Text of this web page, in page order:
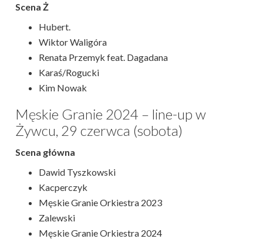
Scena Ż
Hubert.
Wiktor Waligóra
Renata Przemyk feat. Dagadana
Karaś/Rogucki
Kim Nowak
Męskie Granie 2024 – line-up w
Żywcu, 29 czerwca (sobota)
Scena główna
Dawid Tyszkowski
Kacperczyk
Męskie Granie Orkiestra 2023
Zalewski
Męskie Granie Orkiestra 2024